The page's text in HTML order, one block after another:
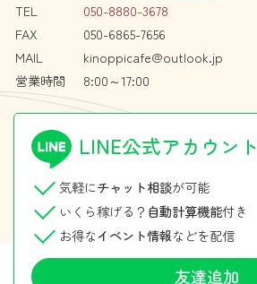
TEL
050-8880-3678
FAX
050-6865-7656
MAIL
kinoppicafe@outlook.jp
営業時間
8:00～17:00
LINE公式アカウント
気軽にチャット相談が可能
いくら稼げる？ 自動計算機能付き
お得なイベント情報などを配信
友達追加